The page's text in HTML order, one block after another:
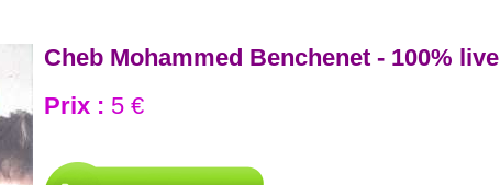
Cheb Mohammed Benchenet - 100% live
Prix : 5 €